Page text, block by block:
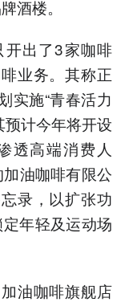
酒楼。
出了3家咖啡
业务。其称正
实施“青春活力
预计今年将开设
透高端消费人
油咖啡有限公
录，以扩张功
年轻及运动场
油咖啡旗舰店